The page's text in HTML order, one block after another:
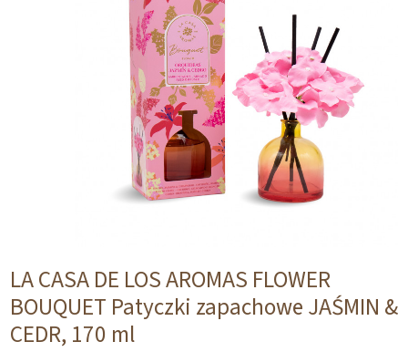
LA CASA DE LOS AROMAS FLOWER
BOUQUET Patyczki zapachowe JAŚMIN &
CEDR, 170 ml